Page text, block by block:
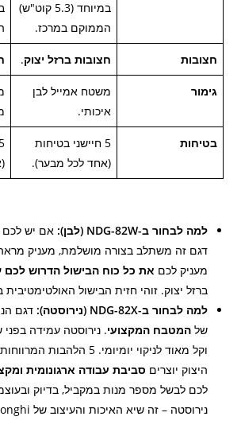
במיוחד (5.3 קוט"ש)
הממוקם במרכז.
חצובות חצובות ברזל יצוק.
גימור
משטח אמייל לבן
איכותי.
בטיחות
5 חיישני בטיחות
(אחד לכל מבער).
למה לבחור ב-NDG-82W (לבן):
אם יש לכם
דגם זה משתלב בצורה מושלמת, מעניק מראה
מעניק לכם את כל כוח הבישול הדרוש לכם
ברזל יצוק. זוהי חזית הבישול
למה לבחור ב-NDG-82X (נירוסטה):
דגם
שלהמטבח המקצועי. נירוסטה עמידה בפני
וקל מאוד לניקוי יומיומי. 5
היצוק יוצרים סביבת עבודה ארגונומית
לכם לבשל מספר מנות במקביל, בדיוק
נירוסטה – זה שיא האיכות והעיצוב של Delonghi.